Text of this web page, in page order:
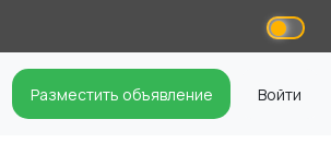
Разместить объявление Войти